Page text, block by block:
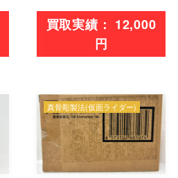
12,000
円
真骨彫製法(仮面ライダー)